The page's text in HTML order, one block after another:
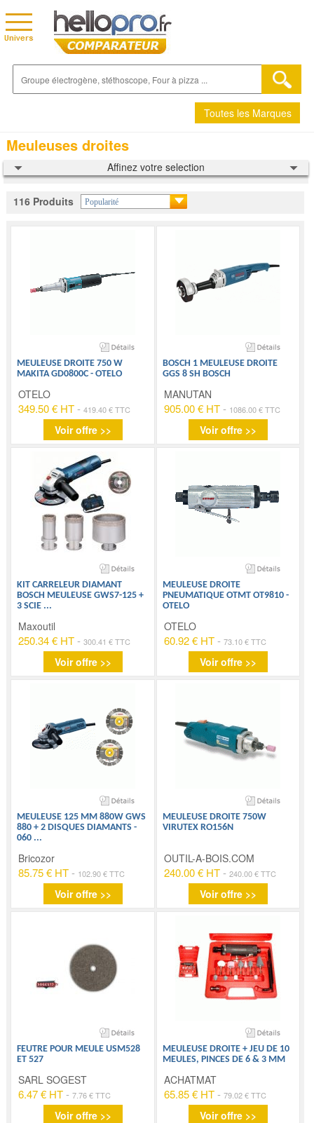
Toutes les Marques
Affinez votre selection
Meuleuses droites
116 Produits Popularité
MEULEUSE DROITE 750 W
MAKITA GD0800C - OTELO
OTELO
349.50 € HT -419.40 € TTC
Voir offre >>
BOSCH 1 MEULEUSE DROITE
GGS 8 SH BOSCH
MANUTAN
905.00 € HT- 1086.00 € TTC
Voir offre >>
KIT CARRELEUR DIAMANT
BOSCH MEULEUSE GWS7-125 +
3 SCIE ...
Maxoutil
250.34 € HT -300.41 € TTC
Voir offre >>
MEULEUSE DROITE
PNEUMATIQUE OTMT OT9810 -
OTELO
OTELO
60.92 € HT- 73.10 € TTC
Voir offre >>
MEULEUSE 125 MM 880W GWS
880 + 2 DISQUES DIAMANTS -
060 ...
Bricozor
85.75 € HT - 102.90 € TTC
Voir offre >>
MEULEUSE DROITE 750W
VIRUTEX RO156N
OUTIL-A-BOIS.COM
240.00 € HT- 240.00 € TTC
Voir offre >>
FEUTRE POUR MEULE USM528
ET 527
SARL SOGEST
6.47 € HT -7.76 € TTC
Voir offre >>
MEULEUSE DROITE + JEU DE 10
MEULES, PINCES DE 6 & 3 MM
ACHATMAT
65.85 € HT- 79.02 € TTC
Voir offre >>